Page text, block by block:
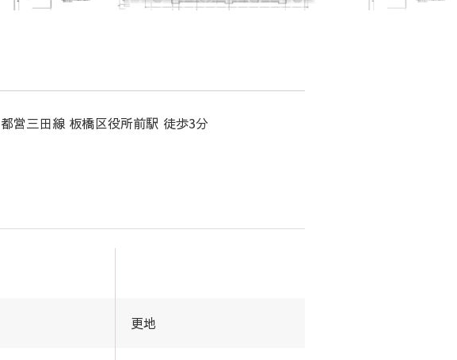
都営三田線 板橋区役所前駅 徒歩3分
更地